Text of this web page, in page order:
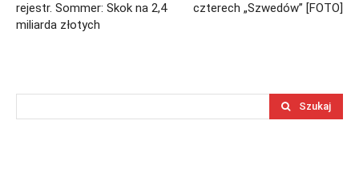
rejestr. Sommer: Skok na 2,4
miliarda złotych
czterech „Szwedów” [FOTO]
Szukaj